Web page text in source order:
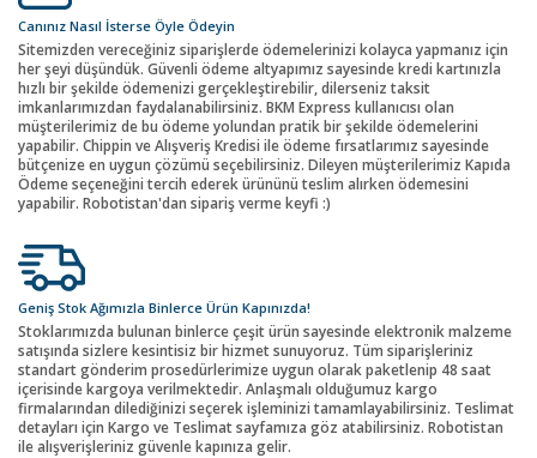
Canınız Nasıl İsterse Öyle Ödeyin
Sitemizden vereceğiniz siparişlerde ödemelerinizi kolayca yapmanız için
her şeyi düşündük. Güvenli ödeme altyapımız sayesinde kredi kartınızla
hızlı bir şekilde ödemenizi gerçekleştirebilir, dilerseniz taksit
imkanlarımızdan faydalanabilirsiniz. BKM Express kullanıcısı olan
müşterilerimiz de bu ödeme yolundan pratik bir şekilde ödemelerini
yapabilir. Chippin ve Alışveriş Kredisi ile ödeme fırsatlarımız sayesinde
bütçenize en uygun çözümü seçebilirsiniz. Dileyen müşterilerimiz Kapıda
Ödeme seçeneğini tercih ederek ürününü teslim alırken ödemesini
yapabilir. Robotistan'dan sipariş verme keyfi :)
Geniş Stok Ağımızla Binlerce Ürün Kapınızda!
Stoklarımızda bulunan binlerce çeşit ürün sayesinde elektronik malzeme
satışında sizlere kesintisiz bir hizmet sunuyoruz. Tüm siparişleriniz
standart gönderim prosedürlerimize uygun olarak paketlenip 48 saat
içerisinde kargoya verilmektedir. Anlaşmalı olduğumuz kargo
firmalarından dilediğinizi seçerek işleminizi tamamlayabilirsiniz. Teslimat
detayları için Kargo ve Teslimat sayfamıza göz atabilirsiniz. Robotistan
ile alışverişleriniz güvenle kapınıza gelir.